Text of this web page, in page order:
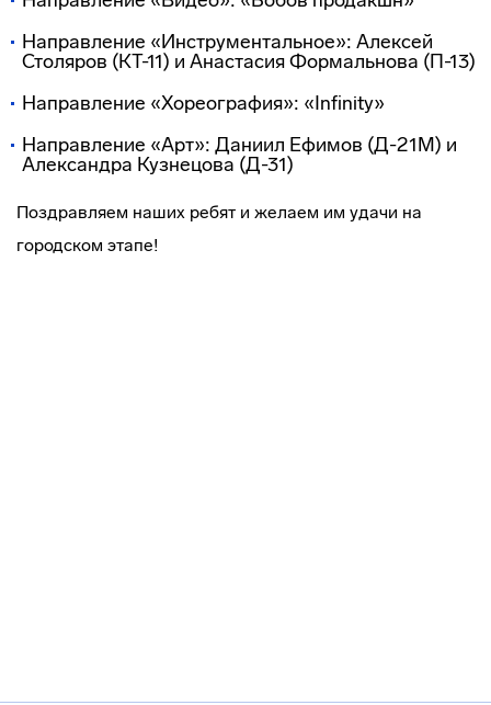
Направление «Инструментальное»: Алексей
Столяров (КТ-11) и Анастасия Формальнова (П-13)
Направление «Хореография»: «Infinity»
Направление «Арт»: Даниил Ефимов (Д-21М) и
Александра Кузнецова (Д-31)
Поздравляем наших ребят и желаем им удачи на
городском этапе!